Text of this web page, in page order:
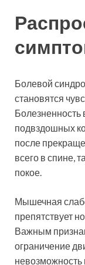
Болевой
становятся
Болезненность
подвздошных
после
всего в спине,
покое.
Мышечная
препятствует
Важным
ограничение
невозможность